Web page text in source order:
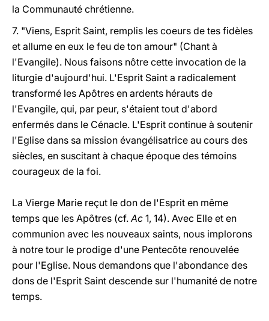
la Communauté chrétienne.
7. "Viens, Esprit Saint, remplis les coeurs de tes fidèles
et allume en eux le feu de ton amour" (Chant à
l'Evangile). Nous faisons nôtre cette invocation de la
liturgie d'aujourd'hui. L'Esprit Saint a radicalement
transformé les Apôtres en ardents hérauts de
l'Evangile, qui, par peur, s'étaient tout d'abord
enfermés dans le Cénacle. L'Esprit continue à soutenir
l'Eglise dans sa mission évangélisatrice au cours des
siècles, en suscitant à chaque époque des témoins
courageux de la foi.
La Vierge Marie reçut le don de l'Esprit en même
temps que les Apôtres (cf.Ac 1, 14). Avec Elle et en
communion avec les nouveaux saints, nous implorons
à notre tour le prodige d'une Pentecôte renouvelée
pour l'Eglise. Nous demandons que l'abondance des
dons de l'Esprit Saint descende sur l'humanité de notre
temps.